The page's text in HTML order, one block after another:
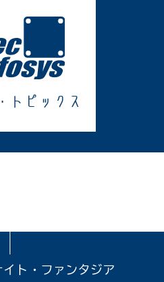
トピックス
ト・ファンタジア